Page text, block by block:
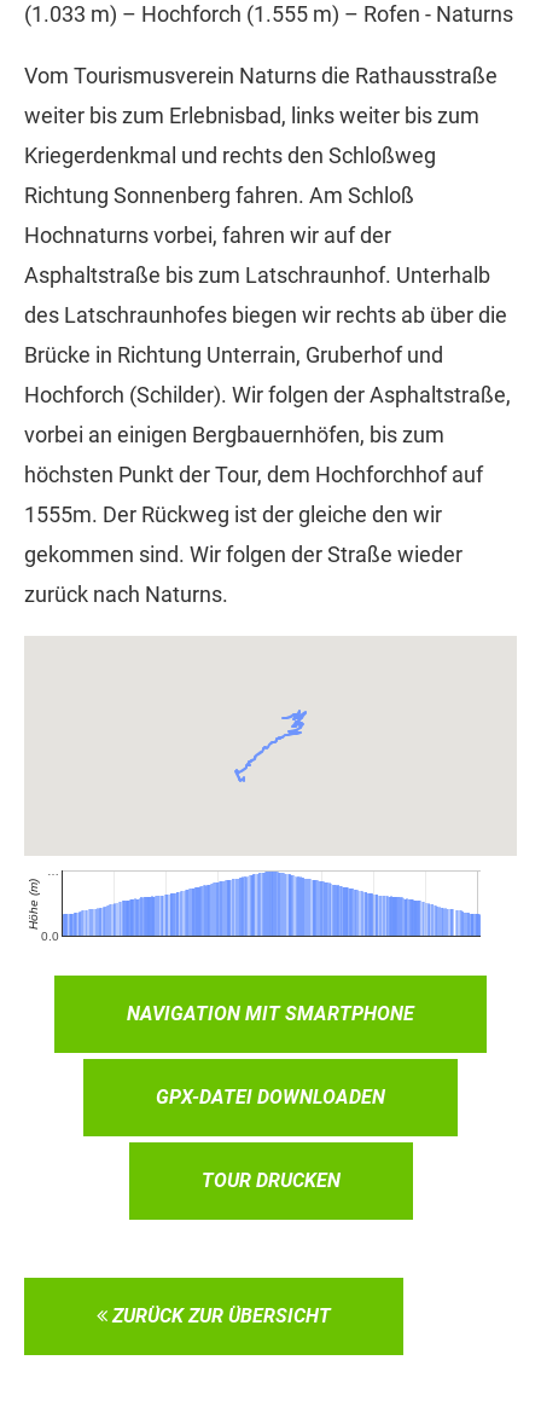
(1.033 m) – Hochforch (1.555 m) – Rofen - Naturns
Vom Tourismusverein Naturns die Rathausstraße
weiter bis zum Erlebnisbad, links weiter bis zum
Kriegerdenkmal und rechts den Schloßweg
Richtung Sonnenberg fahren. Am Schloß
Hochnaturns vorbei, fahren wir auf der
Asphaltstraße bis zum Latschraunhof. Unterhalb
des Latschraunhofes biegen wir rechts ab über die
Brücke in Richtung Unterrain, Gruberhof und
Hochforch (Schilder). Wir folgen der Asphaltstraße,
vorbei an einigen Bergbauernhöfen, bis zum
höchsten Punkt der Tour, dem Hochforchhof auf
1555m. Der Rückweg ist der gleiche den wir
gekommen sind. Wir folgen der Straße wieder
zurück nach Naturns.
NAVIGATION MIT SMARTPHONE
GPX-DATEI DOWNLOADEN
TOUR DRUCKEN
ZURÜCK ZUR ÜBERSICHT